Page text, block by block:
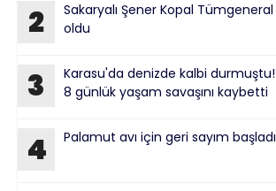
2
Sakaryalı Şener Kopal Tümgeneral
oldu
3
Karasu'da denizde kalbi durmuştu!
8 günlük yaşam savaşını kaybetti
4 Palamut avı için geri sayım başladı